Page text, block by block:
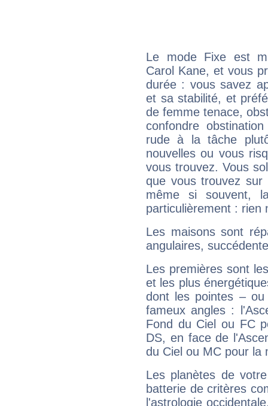
Le mode Fixe est
Carol Kane, et vous
durée : vous savez
et sa stabilité, et
de femme tenace,
confondre
rude à la tâche
nouvelles ou vous
vous trouvez. Vous
que vous trouvez
même si souvent,
particulièrement : rien
Les maisons sont
angulaires,
Les premières sont
et les plus
dont les pointes –
fameux angles :
Fond du Ciel ou FC
DS, en face de
du Ciel ou MC pour la
Les planètes de
batterie de critères
l'astrologie